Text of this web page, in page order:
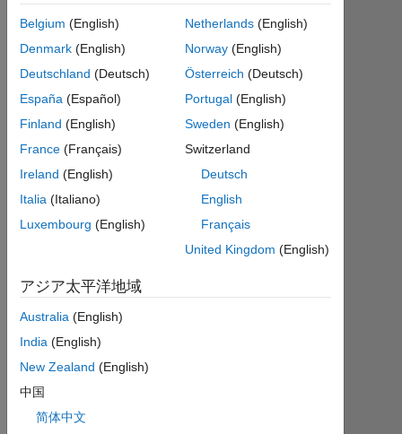
テ
ブ
Followers:
Following:
Follow
ー
ジ
The
rationale
my
programs
さ
ら
に
表
示
Belgium (English)
Denmark (English)
Deutschland (Deutsch)
España (Español)
Finland (English)
France (Français)
Ireland (English)
Italia (Italiano)
Luxembourg (English)
Netherlands (English)
Norway (English)
Österreich (Deutsch)
Portugal (English)
Sweden (English)
Switzerland
Deutsch
English
Français
United Kingdom (English)
アジア太平洋地域
Australia (English)
India (English)
New Zealand (English)
中国
简体中文